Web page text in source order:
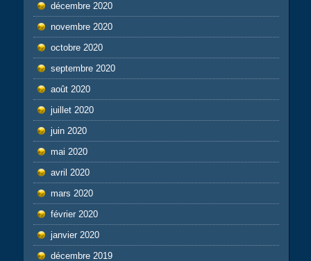
décembre 2020
novembre 2020
octobre 2020
septembre 2020
août 2020
juillet 2020
juin 2020
mai 2020
avril 2020
mars 2020
février 2020
janvier 2020
décembre 2019